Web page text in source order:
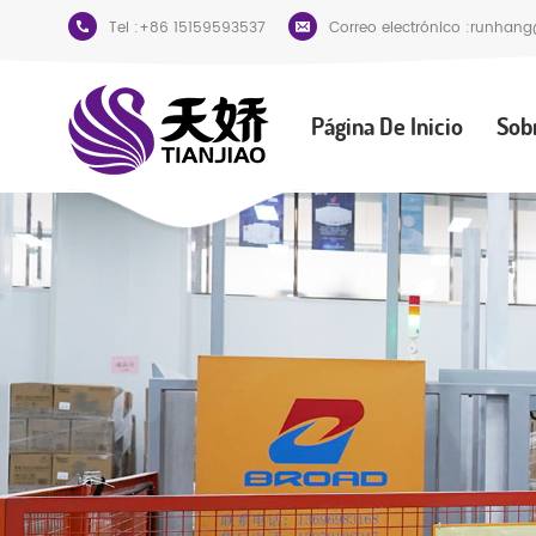
Tel :+86 15159593537 Correo electrónico :
Página De Inicio